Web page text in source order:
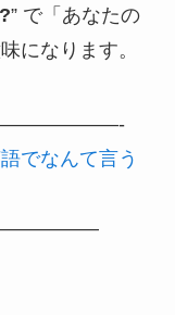
” で「あなたの
になります。
でなんて言う